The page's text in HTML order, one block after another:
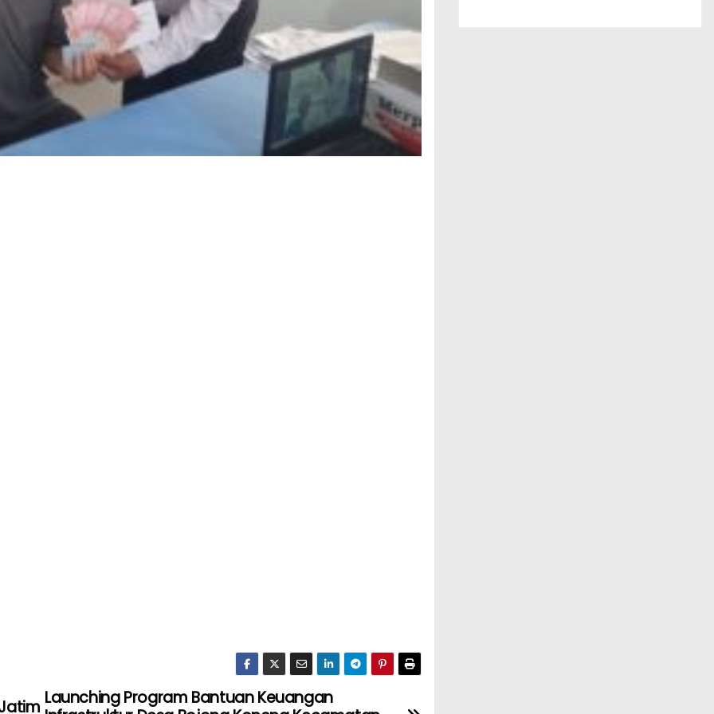
Launching Program Bantuan Keuangan